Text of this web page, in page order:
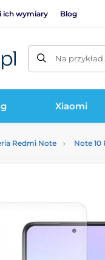
i ich wymiary Blog
Na
Xiaomi
Redmi Note Note 10